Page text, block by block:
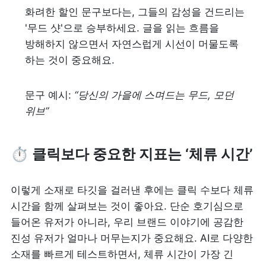
화려한 할인 문구보다는, 그들의 감성을 건드리는
'무드 샷'으로 승부하세요. 글을 읽는 흐름을
방해하지 않으면서 자연스럽게 시선이 머물도록
하는 것이 중요해요.
문구 예시: “당신의 가을에 스며드는 무드, 모던
위브”
⏱️ 클릭보다 중요한 지표는 ‘체류 시간’
이렇게 소재로 타깃을 걸러낸 후에는 클릭 수보다 체류
시간을 함께 살펴보는 것이 좋아요. 단순 호기심으로
들어온 유저가 아니라, 우리 브랜드 이야기에 공감한
진성 유저가 얼마나 머무는지가 중요해요. AI로 다양한
소재를 빠르게 테스트하면서, 체류 시간이 가장 긴